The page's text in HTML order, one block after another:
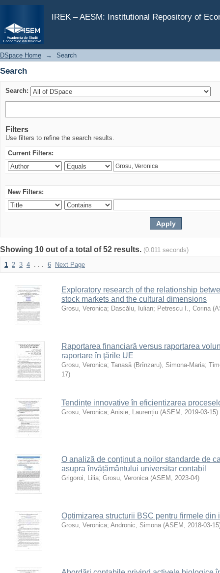
IREK – AESM: Institutional Repository of
Search
DSpace Home → Search
Search
Search:
Filters
Use filters to refine the search results.
Current Filters:
New Filters:
Showing 10 out of a total of 52 results. (0.011 seconds)
1 2 3 4 . . . 6 Next Page
Exploratory research of the relationship
stock markets and the cultural dimensions
Grosu, Veronica; Dascălu, Iulian; Petrescu I., Corina (
Raportarea financiară versus raportarea
raportare în ţările UE
Grosu, Veronica; Tanasă (Brînzaru), Simona-Maria;
17)
Tendințe innovative în eficientizarea
Grosu, Veronica; Anisie, Laurențiu (ASEM , 2019-03-15)
O analiză de conținut a noilor standarde de
asupra învățământului universitar contabil
Grigoroi, Lilia; Grosu, Veronica (ASEM , 2023-04)
Optimizarea structurii BSC pentru firmele din
Grosu, Veronica; Andronic, Simona (ASEM , 2018-03-15